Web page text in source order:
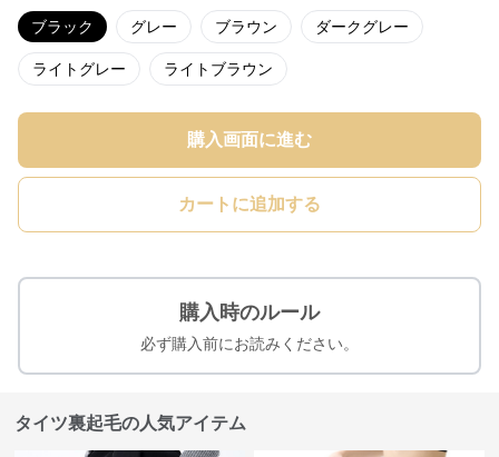
ブラック グレー ブラウン ダークグレー
ライトグレー ライトブラウン
購入画面に進む
カートに追加する
購入時のルール
必ず購入前にお読みください。
タイツ裏起毛の人気アイテム